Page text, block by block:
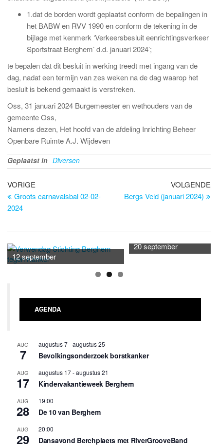
1.dat de borden wordt geplaatst conform de bepalingen in
het BABW en RVV 1990 en conform de tekening in de
bijlage met kenmerk ‘Verkeersbesluit eenrichtingsverkeer
Sportstraat Berghem’ d.d. januari 2024’;
te bepalen dat dit besluit in werking treedt met ingang van de
dag, nadat een termijn van zes weken na de dag waarop het
besluit is bekend gemaakt is verstreken.
Oss, 31 januari 2024 Burgemeester en wethouders van de
gemeente Oss,
Namens dezen, Het hoofd van de afdeling Inrichting Beheer
Openbare Ruimte A.J. Wijdeven
Geplaatst in Diversen
Bericht
navigatie
Vorig
bericht
VORIGE
Groots carnavalsbal 02-02-
2024
VOLGENDE
Bergs Veld (januari 2024)
12 september
20 september
AGENDA
AUG
7
augustus 7-augustus 25
Bevolkingsonderzoek borstkanker
AUG
17
augustus 17-augustus 21
Kindervakantieweek Berghem
AUG
28
19:00
De 10 van Berghem
AUG
29
20:00
Dansavond Berchplaets met RiverGrooveBand